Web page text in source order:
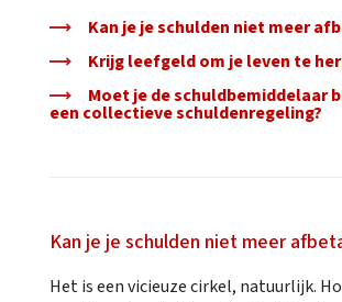
Kan je je schulden niet meer
Krijg leefgeld om je leven te
Moet je de schuldbemiddelaar
een collectieve schuldenregeling?
Kan je je schulden niet meer
Het is een vicieuze cirkel, natuurlijk.